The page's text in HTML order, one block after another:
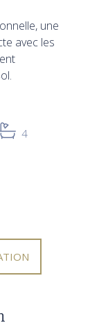
une
avec les
4